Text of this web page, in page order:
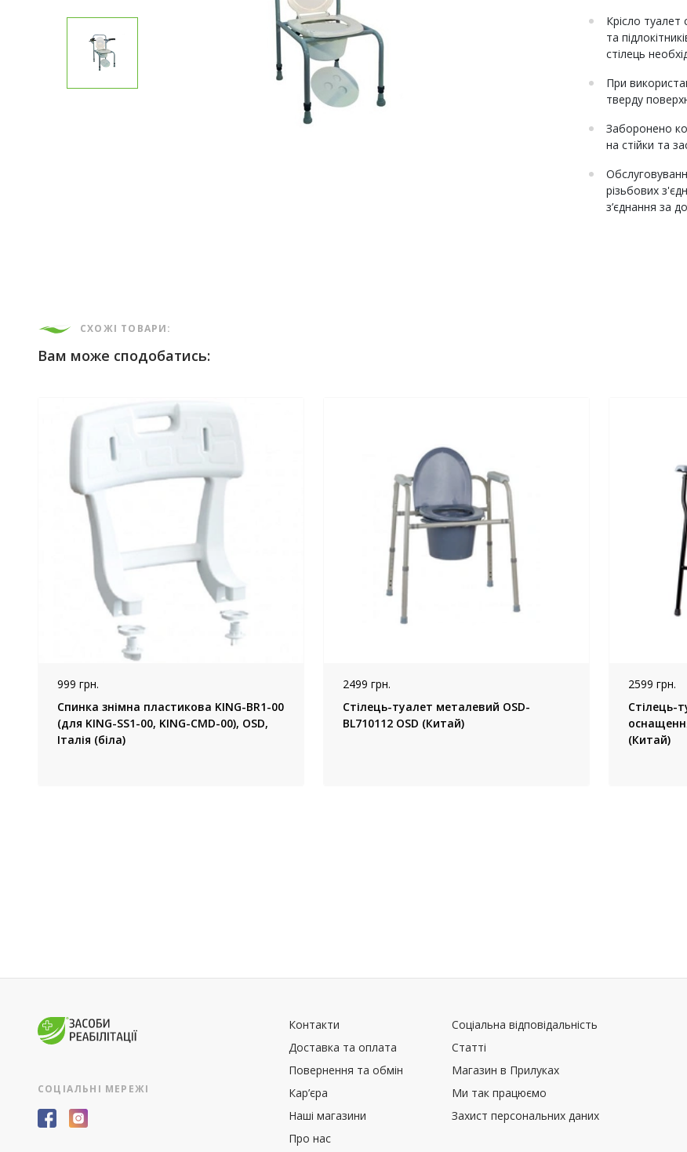
Крісло туалет
та
стілець
При
тверду
Заборонено
на стійки та
різьбових
з’єднання за
СХОЖІ ТОВАРИ:
Вам може сподобатись:
999 грн.
Спинка знімна пластикова KING-BR1-00
(для KING-SS1-00, KING-CMD-00), OSD,
Італія (біла)
2499 грн.
Стілець-туалет металевий OSD-
BL710112 OSD (Китай)
2599 грн.
Стілець-
(Китай)
СОЦІАЛЬНІ МЕРЕЖІ
Контакти
Доставка та оплата
Повернення та обмін
Кар’єра
Наші магазини
Про нас
Соціальна відповідальність
Статті
Магазин в Прилуках
Ми так працюємо
Захист персональних даних